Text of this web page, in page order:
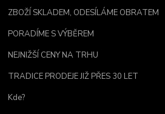
ZBOŽÍ SKLADEM, ODESÍLÁME OBRATEM
PORADÍME S VÝBĚREM
NEJNIŽŠÍ CENY NA TRHU
TRADICE PRODEJE JIŽ PŘES 30 LET
Kde?